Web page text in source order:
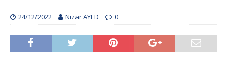
24/12/2022 Nizar AYED 0